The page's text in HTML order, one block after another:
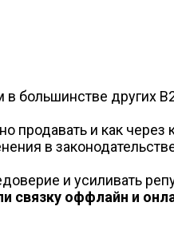
большинстве других
продавать и как через
в
и усиливать
связку оффлайн и